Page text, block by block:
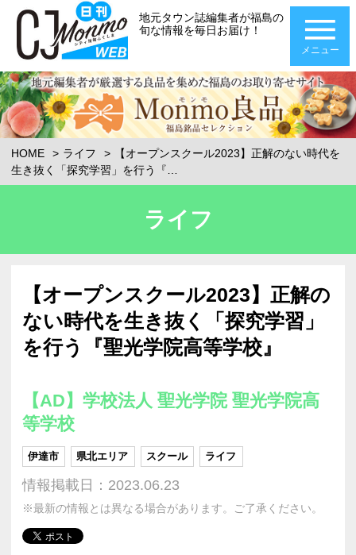
地元タウン誌編集者が福島の
旬な情報を毎日お届け！
メニュー
HOME ライフ
【オープンスクール2023】正解のない時代を
生き抜く「探究学習」を行う『…
ライフ
【オープンスクール2023】正解の
ない時代を生き抜く「探究学習」
を行う『聖光学院高等学校』
【AD】学校法人 聖光学院 聖光学院高
等学校
伊達市 県北エリア スクール ライフ
情報掲載日：2023.06.23
※最新の情報とは異なる場合があります。ご了承ください。